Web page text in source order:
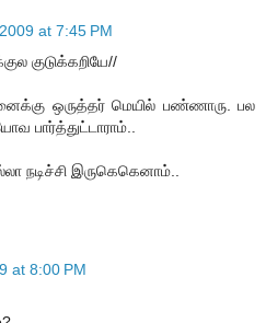
at 7:45 PM
குடுக்கறியே//
ஒருத்தர் மெயில் பண்ணாரு. பல
பார்த்துட்டாராம்..
நடிச்சி இருகெகெனாம்..
at 8:00 PM